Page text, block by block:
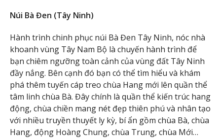
Núi Bà Đen (Tây Ninh)
Hành trình chinh phục núi Bà Đen Tây Ninh, nóc nhà
khoanh vùng Tây Nam Bộ là chuyến hành trình để
bạn chiêm ngưỡng toàn cảnh của vùng đất Tây Ninh
đầy nắng. Bên cạnh đó bạn có thể tìm hiểu và khám
phá thêm tuyến cáp treo chùa Hang mới lên quần thể
tâm linh chùa Bà. Đây chính là quần thể kiến trúc hang
động, chùa chiền mang nét đẹp thiên phú và nhân tạo
với nhiều truyền thuyết ly kỳ, bí ẩn gồm chùa Bà, chùa
Hang, động Hoàng Chung, chùa Trung, chùa Mới…